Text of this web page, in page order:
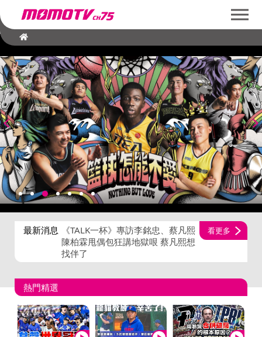
最新消息
《TALK一杯》專訪李銘忠、蔡凡熙
陳柏霖甩偶包狂講地獄哏 蔡凡熙想
找伴了
看更多
熱門精選